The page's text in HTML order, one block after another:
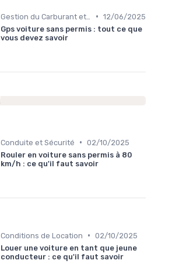
• 12/06/2025
Gps voiture sans permis : tout ce que
vous devez savoir
Conduite et Sécurité • 02/10/2025
Rouler en voiture sans permis à 80
km/h : ce qu'il faut savoir
Conditions de Location • 02/10/2025
Louer une voiture en tant que jeune
conducteur : ce qu'il faut savoir